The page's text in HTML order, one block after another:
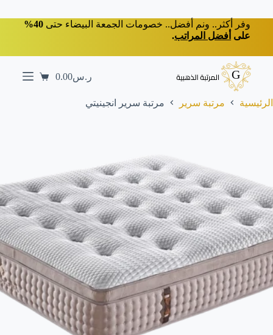
إلى
المحتوىوفر أكثر.. ونم أفضل.. خصومات الجمعة البيضاء حتى
40%
على أفضل المراتب.
عربة
ر.س0.00
الرئيسية مرتبة سرير مرتبة سرير انجينيتي